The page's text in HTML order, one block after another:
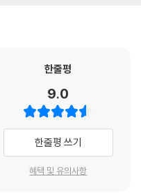
교회에 다니지 않는 사람들이
자 예배라는 것이 있다. 우리
신비적인 요소를 없애는 것은
롭고 경이로운 공동체 예배는
욱이 포스트모던화하는 상황 속
두는 예배는 재미없고 무미건
다. 그들의 문제 제기는 신선
명을 고민하는 목회자와 신학
과 실천 모델을 찾는 이 시대 그
. 그러나 원서 제목(The Shapi
어떤 책도 하지 못한 일이다.
시 뒤흔들고 형성하는 전통을 이
한줄평
9.0
한줄평 쓰기
혜택 및 유의사항